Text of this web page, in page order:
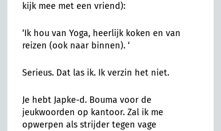
kijk mee met een vriend):
‘Ik hou van Yoga, heerlijk koken en van
reizen (ook naar binnen). ‘
Serieus. Dat las ik. Ik verzin het niet.
Je hebt Japke-d. Bouma voor de
jeukwoorden op kantoor. Zal ik me
opwerpen als strijder tegen vage